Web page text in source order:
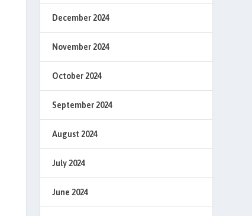
December 2024
November 2024
October 2024
September 2024
August 2024
July 2024
June 2024